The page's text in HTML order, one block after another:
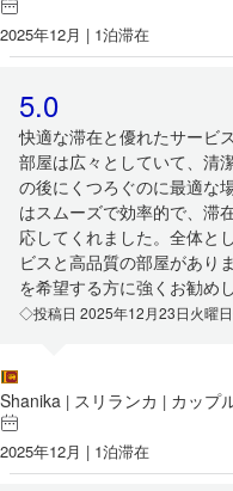
2025年12月 | 1泊滞在
5.0
快適な滞在と優れたサービス
部屋は広々としていて、清
の後にくつろぐのに最適な
はスムーズで効率的で、滞
応してくれました。全体と
ビスと高品質の部屋があり
を希望する方に強くお勧め
◇投稿日 2025年12月23日火曜
Shanika | スリランカ | カップ
2025年12月 | 1泊滞在